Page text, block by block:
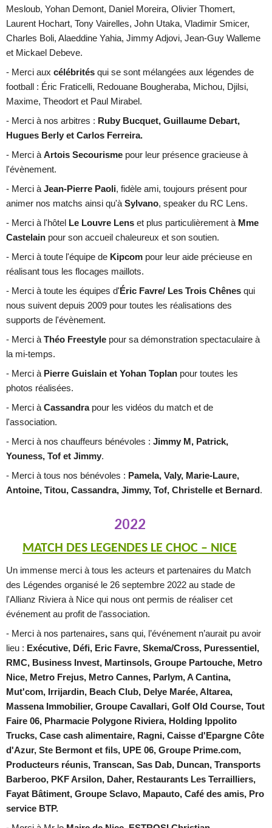
Mesloub, Yohan Demont, Daniel Moreira, Olivier Thomert,
Laurent Hochart, Tony Vairelles, John Utaka, Vladimir Smicer,
Charles Boli, Alaeddine Yahia, Jimmy Adjovi, Jean-Guy Walleme
et Mickael Debeve.
- Merci aux célébrités qui se sont mélangées aux légendes de
football : Éric Fraticelli, Redouane Bougheraba, Michou, Djilsi,
Maxime, Theodort et Paul Mirabel.
- Merci à nos arbitres : Ruby Bucquet, Guillaume Debart,
Hugues Berly et Carlos Ferreira.
- Merci à Artois Secourisme pour leur présence gracieuse à
l'évènement.
- Merci à Jean-Pierre Paoli, fidèle ami, toujours présent pour
animer nos matchs ainsi qu'à Sylvano, speaker du RC Lens.
- Merci à l'hôtel
Le Louvre Lens et plus particulièrement à Mme
Castelain pour son accueil chaleureux et son soutien.
- Merci à toute l'équipe de Kipcom pour leur aide précieuse en
réalisant tous les flocages maillots.
- Merci à toute les équipes d' Éric Favre/ Les Trois Chênes qui
nous suivent depuis 2009 pour toutes les réalisations des
supports de l'évènement.
- Merci à Théo Freestyle pour sa démonstration spectaculaire à
la mi-temps.
- Merci à Pierre Guislain et Yohan Toplan pour toutes les
photos réalisées.
- Merci à Cassandrapour les vidéos du match et de
l'association.
- Merci à nos chauffeurs bénévoles : Jimmy M, Patrick,
Youness, Tof et Jimmy.
- Merci à tous nos bénévoles : Pamela, Valy, Marie-Laure,
Antoine, Titou, Cassandra, Jimmy, Tof, Christelle et Bernard .
2022
MATCH DES LEGENDES LE CHOC – NICE
Un immense merci à tous les acteurs et partenaires du Match
des Légendes organisé le 26 septembre 2022 au stade de
l'Allianz Riviera à Nice qui nous ont permis de réaliser cet
événement au profit de l’association.
- Merci à nos partenaires, sans qui, l’événement n’aurait pu avoir
lieu : Exécutive, Défi, Eric Favre, Skema/Cross, Puressentiel,
RMC, Business Invest, Martinsols, Groupe Partouche, Metro
Nice, Metro Frejus, Metro Cannes, Parlym, A Cantina,
Mut'com, Irrijardin, Beach Club, Delye Marée, Altarea,
Massena Immobilier, Groupe Cavallari, Golf Old Course, Tout
Faire 06, Pharmacie Polygone Riviera, Holding Ippolito
Trucks, Case cash alimentaire, Ragni, Caisse d'Epargne Côte
d'Azur, Ste Bermont et fils, UPE 06, Groupe Prime.com,
Producteurs réunis, Transcan, Sas Dab, Duncan, Transports
Barberoo, PKF Arsilon, Daher, Restaurants Les Terrailliers,
Fayat Bâtiment, Groupe Sclavo, Mapauto, Café des amis, Pro
service BTP.